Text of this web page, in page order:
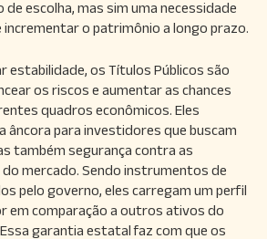
de escolha, mas sim uma necessidade
o patrimônio a longo prazo.
estabilidade, os Títulos Públicos são
os riscos e aumentar as chances
quadros econômicos. Eles
âncora para investidores que buscam
também segurança contra as
mercado. Sendo instrumentos de
pelo governo, eles carregam um perfil
em comparação a outros ativos do
garantia estatal faz com que os